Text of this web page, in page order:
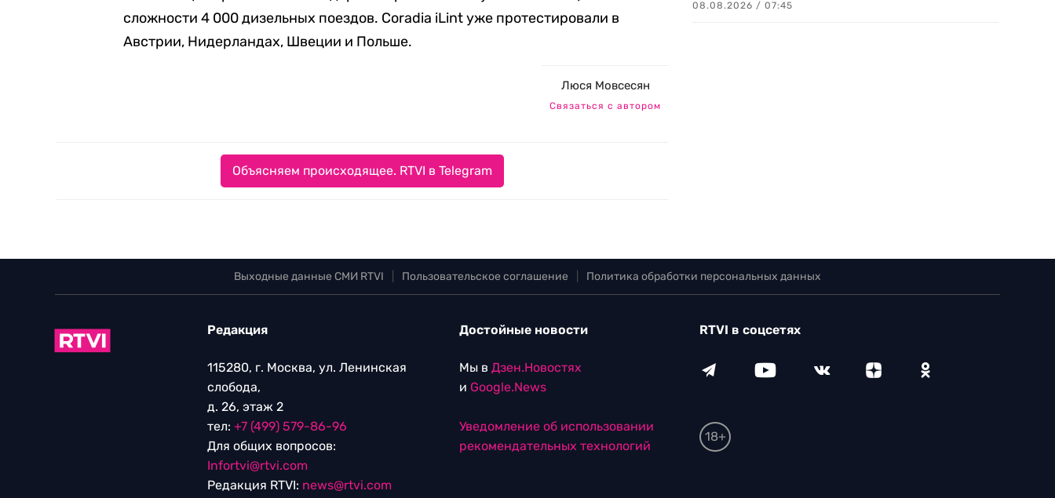
сложности 4 000 дизельных поездов. Coradia iLint уже протестировали в
Австрии, Нидерландах, Швеции и Польше.
Люся Мовсесян
Связаться с автором
Объясняем происходящее. RTVI в Telegram
08.08.2026 / 07:45
Выходные данные СМИ RTVI Пользовательское соглашение Политика обработки персональных данных
Редакция
115280, г. Москва, ул. Ленинская
слобода,
д. 26, этаж 2
тел: +7 (499) 579-86-96
Для общих вопросов:
Infortvi@rtvi.com
Редакция RTVI: news@rtvi.com
Достойные новости
Мы в Дзен.Новостях
и Google.News
Уведомление об использовании
рекомендательных технологий
RTVI в соцсетях
18+